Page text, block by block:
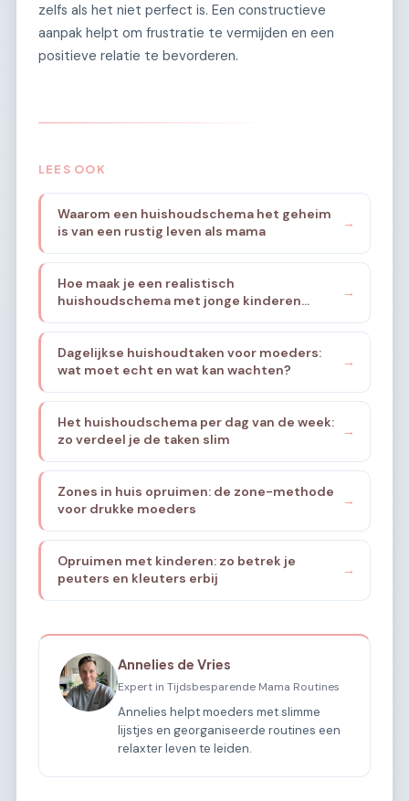
zelfs als het niet perfect is. Een constructieve
aanpak helpt om frustratie te vermijden en een
positieve relatie te bevorderen.
LEES OOK
Waarom een huishoudschema het geheim
is van een rustig leven als mama
→
Hoe maak je een realistisch
huishoudschema met jonge kinderen
→
Dagelijkse huishoudtaken voor moeders:
wat moet echt en wat kan wachten?
→
Het huishoudschema per dag van de week:
zo verdeel je de taken slim
→
Zones in huis opruimen: de zone-methode
voor drukke moeders
→
Opruimen met kinderen: zo betrek je
peuters en kleuters erbij
→
Annelies de Vries
Expert in Tijdsbesparende Mama Routines
Annelies helpt moeders met slimme
lijstjes en georganiseerde routines een
relaxter leven te leiden.